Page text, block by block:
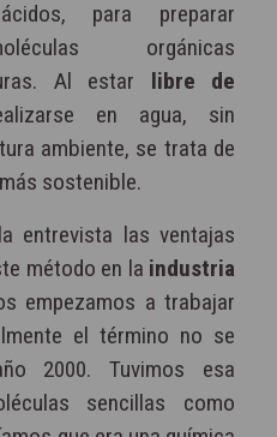
para preparar
orgánicas
Al estar libre de
en agua, sin
ambiente, se trata de
sostenible.
entrevista las ventajas
método en la industria
empezamos a trabajar
el término no se
2000. Tuvimos esa
sencillas como